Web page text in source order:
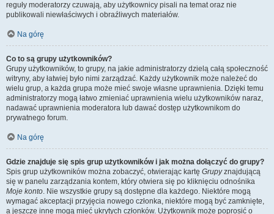
reguły moderatorzy czuwają, aby użytkownicy pisali na temat oraz nie
publikowali niewłaściwych i obraźliwych materiałów.
Na górę
Co to są grupy użytkowników?
Grupy użytkowników, to grupy, na jakie administratorzy dzielą całą społeczność
witryny, aby łatwiej było nimi zarządzać. Każdy użytkownik może należeć do
wielu grup, a każda grupa może mieć swoje własne uprawnienia. Dzięki temu
administratorzy mogą łatwo zmieniać uprawnienia wielu użytkowników naraz,
nadawać uprawnienia moderatora lub dawać dostęp użytkownikom do
prywatnego forum.
Na górę
Gdzie znajduje się spis grup użytkowników i jak można dołączyć do grupy?
Spis grup użytkowników można zobaczyć, otwierając kartę Grupyznajdującą
się w panelu zarządzania kontem, który otwiera się po kliknięciu odnośnika
Moje konto. Nie wszystkie grupy są dostępne dla każdego. Niektóre mogą
wymagać akceptacji przyjęcia nowego członka, niektóre mogą być zamknięte,
a jeszcze inne mogą mieć ukrytych członków. Użytkownik może poprosić o